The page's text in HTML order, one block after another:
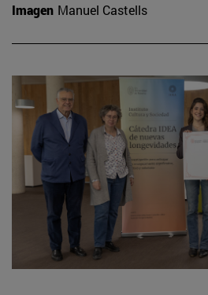
Imagen Manuel Castells